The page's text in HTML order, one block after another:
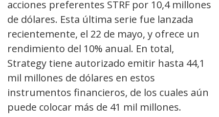
acciones preferentes STRF por 10,4 millones
de dólares. Esta última serie fue lanzada
recientemente, el 22 de mayo, y ofrece un
rendimiento del 10% anual. En total,
Strategy tiene autorizado emitir hasta 44,1
mil millones de dólares en estos
instrumentos financieros, de los cuales aún
puede colocar más de 41 mil millones.